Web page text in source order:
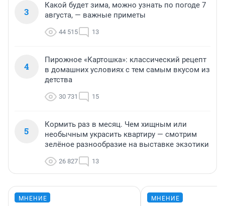
3
Какой будет зима, можно узнать по погоде 7
августа, — важные приметы
44 515 13
4
Пирожное «Картошка»: классический рецепт
в домашних условиях с тем самым вкусом из
детства
30 731 15
5
Кормить раз в месяц. Чем хищным или
необычным украсить квартиру — смотрим
зелёное разнообразие на выставке экзотики
26 827 13
МНЕНИЕ МНЕНИЕ